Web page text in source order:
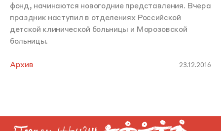
фонд, начинаются новогодние представления. Вчера
праздник наступил в отделениях Российской
детской клинической больницы и Морозовской
больницы.
Архив 23.12.2016